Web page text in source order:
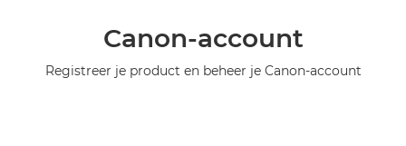
Canon-account
Registreer je product en beheer je Canon-account